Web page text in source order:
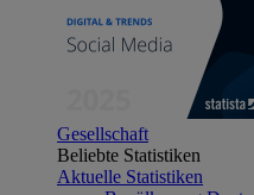
Gesellschaft
Beliebte Statistiken
Aktuelle Statistiken